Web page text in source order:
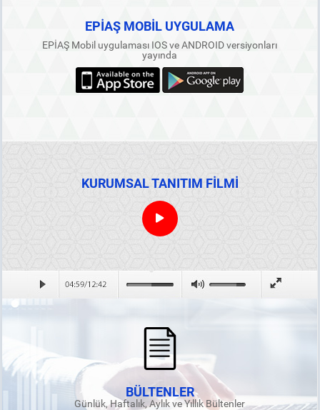
EPİAŞ MOBİL UYGULAMA
EPİAŞ Mobil uygulaması IOS ve ANDROID versiyonları
yayında
KURUMSAL TANITIM FİLMİ
BÜLTENLER
Günlük, Haftalık, Aylık ve Yıllık Bültenler